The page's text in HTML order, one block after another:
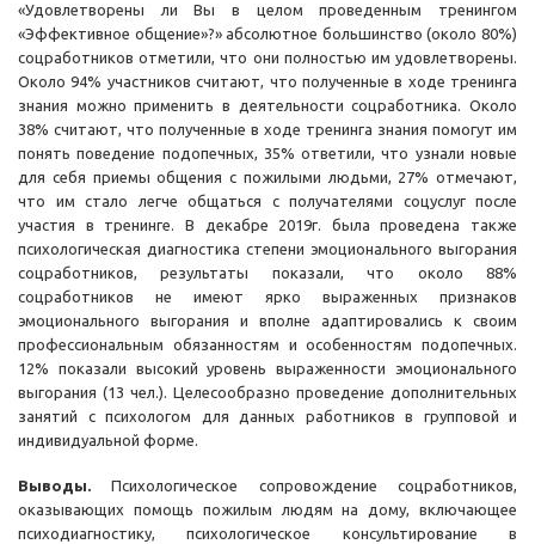
«Удовлетворены ли Вы в целом проведенным тренингом
«Эффективное общение»?» абсолютное большинство (около 80%)
соцработников отметили, что они полностью им удовлетворены.
Около 94% участников считают, что полученные в ходе тренинга
знания можно применить в деятельности соцработника. Около
38% считают, что полученные в ходе тренинга знания помогут им
понять поведение подопечных, 35% ответили, что узнали новые
для себя приемы общения с пожилыми людьми, 27% отмечают,
что им стало легче общаться с получателями соцуслуг после
участия в тренинге. В декабре 2019г. была проведена также
психологическая диагностика степени эмоционального выгорания
соцработников, результаты показали, что около 88%
соцработников не имеют ярко выраженных признаков
эмоционального выгорания и вполне адаптировались к своим
профессиональным обязанностям и особенностям подопечных.
12% показали высокий уровень выраженности эмоционального
выгорания (13 чел.). Целесообразно проведение дополнительных
занятий с психологом для данных работников в групповой и
индивидуальной форме.
Выводы.Психологическое сопровождение соцработников,
оказывающих помощь пожилым людям на дому, включающее
психодиагностику, психологическое консультирование в